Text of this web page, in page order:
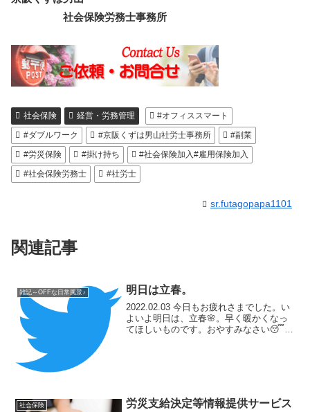
社会保険労務士事務所
社会保険 経営・労務管理
#オフィススマート
#ダブルワーク
#京阪くずは男山社労士事務所
#副業
#労災保険
#掛け持ち
#社会保険加入#雇用保険加入
#社会保険労務士
#社労士
sr.futagopapa1101
関連記事
雑記～OFFな日常風景♪ 明日は立春。
2022.02.03 今日もお疲れさまでした。い
よいよ明日は、立春🌸。早く暖かくなっ
てほしいものです。おやすみなさい😴#
社会保険 労災支給決定等情報提供サービス